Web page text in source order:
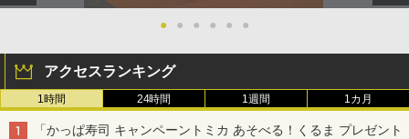
● ● ● ● ● ●
アクセスランキング
1時間 24時間 1週間 1カ月
「かっぱ寿司 キャンペーントミカ あそべる！くるま プレゼント